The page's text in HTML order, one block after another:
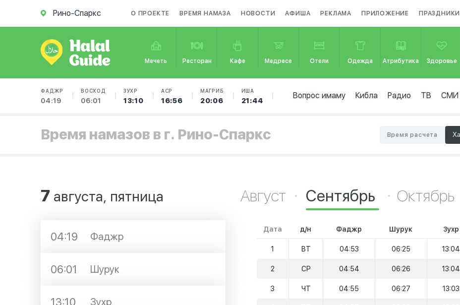
Рино-Спаркс О ПРОЕКТЕ ВРЕМЯ НАМАЗА НОВОСТИ АФИША РЕКЛАМА ПРИЛОЖЕНИЕ ПРАЗДНИКИ
Мечеть Ресторан Кафе Медресе Отели Одежда Атрибутика Здоровье
ФАДЖР
04:19
ВОСХОД
06:01
ЗУХР
13:10
АСР
16:56
МАГРИБ
20:06
ИША
21:44
Вопрос имаму Кибла Радио ТВ СМИ
Время намазов в г. Рино-Спаркс Время расчета
7 августа, пятница
04:19 Фаджр
06:01 Шурук
13:10 Зухр
Август Сентябрь Октябрь
Дата д/н Фаджр Шурук Зухр
1 ВТ 04:53 06:25 13:04
2 СР 04:54 06:26 13:04
3 ЧТ 04:55 06:27 13:03